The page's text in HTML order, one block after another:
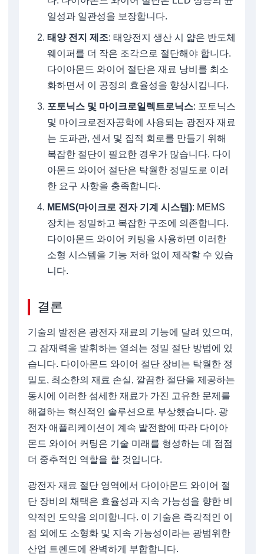
일성과 일관성을 보장합니다.
태양 전지 제조: 태양전지 생산 시 얇은 반도체
웨이퍼를 더 작은 조각으로 절단해야 합니다.
다이아몬드 와이어 절단은 재료 낭비를 최소
화하면서 이 공정의 효율성을 향상시킵니다.
포토닉스 및 마이크로일렉트로닉스: 포토닉스
및 마이크로전자공학에 사용되는 광전자 재료
는 도파관, 센서 및 집적 회로를 만들기 위해
복잡한 절단이 필요한 경우가 많습니다. 다이
아몬드 와이어 절단은 탁월한 정밀도로 이러
한 요구 사항을 충족합니다.
MEMS(마이크로 전자 기계 시스템): MEMS
장치는 정밀하고 복잡한 구조에 의존합니다.
다이아몬드 와이어 커팅을 사용하면 이러한
소형 시스템을 기능 저하 없이 제작할 수 있습
니다.
결론
기술의 발전은 광전자 재료의 기능에 달려 있으며,
그 잠재력을 발휘하는 열쇠는 정밀 절단 방법에 있
습니다. 다이아몬드 와이어 절단 장비는 탁월한 정
밀도, 최소한의 재료 손실, 깔끔한 절단을 제공하는
동시에 이러한 섬세한 재료가 가진 고유한 문제를
해결하는 혁신적인 솔루션으로 부상했습니다. 광
전자 애플리케이션이 계속 발전함에 따라 다이아
몬드 와이어 커팅은 기술 미래를 형성하는 데 점점
더 중추적인 역할을 할 것입니다.
광전자 재료 절단 영역에서 다이아몬드 와이어 절
단 장비의 채택은 효율성과 지속 가능성을 향한 비
약적인 도약을 의미합니다. 이 기술은 즉각적인 이
점 외에도 소형화 및 지속 가능성이라는 광범위한
산업 트렌드에 완벽하게 부합합니다.